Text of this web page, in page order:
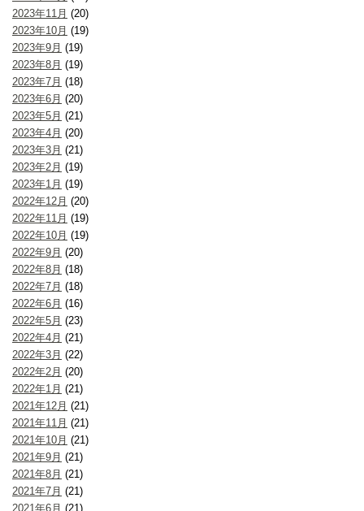
2023年11月 (20)
2023年10月 (19)
2023年9月 (19)
2023年8月 (19)
2023年7月 (18)
2023年6月 (20)
2023年5月 (21)
2023年4月 (20)
2023年3月 (21)
2023年2月 (19)
2023年1月 (19)
2022年12月 (20)
2022年11月 (19)
2022年10月 (19)
2022年9月 (20)
2022年8月 (18)
2022年7月 (18)
2022年6月 (16)
2022年5月 (23)
2022年4月 (21)
2022年3月 (22)
2022年2月 (20)
2022年1月 (21)
2021年12月 (21)
2021年11月 (21)
2021年10月 (21)
2021年9月 (21)
2021年8月 (21)
2021年7月 (21)
2021年6月 (21)